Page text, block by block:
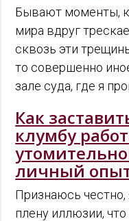
Бывают моменты,
мира вдруг
сквозь эти
то совершенно
зале суда, где я
Как
клумбу
личный
Признаюсь
плену иллюзии,